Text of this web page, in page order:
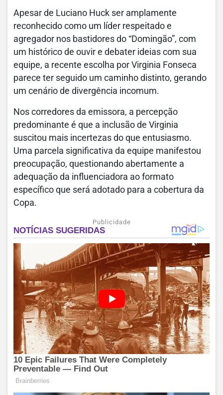
Apesar de Luciano Huck ser amplamente
reconhecido como um líder respeitado e
agregador nos bastidores do “Domingão”, com
um histórico de ouvir e debater ideias com sua
equipe, a recente escolha por Virginia Fonseca
parece ter seguido um caminho distinto, gerando
um cenário de divergência incomum.
Nos corredores da emissora, a percepção
predominante é que a inclusão de Virginia
suscitou mais incertezas do que entusiasmo.
Uma parcela significativa da equipe manifestou
preocupação, questionando abertamente a
adequação da influenciadora ao formato
específico que será adotado para a cobertura da
Copa.
Publicidade